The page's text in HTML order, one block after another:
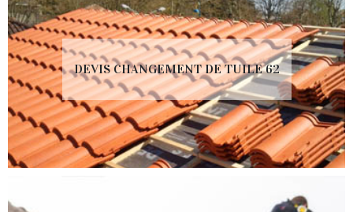
DEVIS CHANGEMENT DE TUILE 62